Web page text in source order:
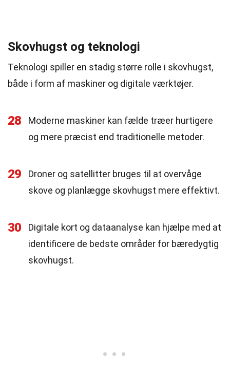
Skovhugst og teknologi
Teknologi spiller en stadig større rolle i skovhugst,
både i form af maskiner og digitale værktøjer.
28
Moderne maskiner kan fælde træer hurtigere
og mere præcist end traditionelle metoder.
29
Droner og satellitter bruges til at overvåge
skove og planlægge skovhugst mere effektivt.
30
Digitale kort og dataanalyse kan hjælpe med at
identificere de bedste områder for bæredygtig
skovhugst.